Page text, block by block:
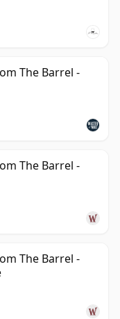
The Barrel -
The Barrel -
The Barrel -